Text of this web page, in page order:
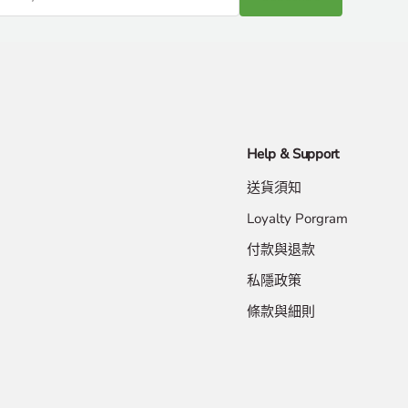
Help & Support
送貨須知
Loyalty Porgram
付款與退款
私隱政策
條款與細則